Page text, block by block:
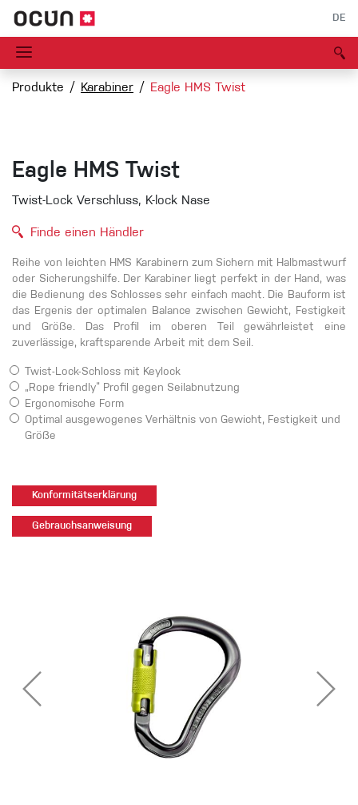
DE
Produkte Karabiner Eagle HMS Twist
Eagle HMS Twist
Twist-Lock Verschluss, K-lock Nase
Finde einen Händler
Reihe von leichten HMS Karabinern zum Sichern mit Halbmastwurf
oder Sicherungshilfe. Der Karabiner liegt perfekt in der Hand, was
die Bedienung des Schlosses sehr einfach macht. Die Bauform ist
das Ergenis der optimalen Balance zwischen Gewicht, Festigkeit
und Größe. Das Profil im oberen Teil gewährleistet eine
zuverlässige, kraftsparende Arbeit mit dem Seil.
Twist-Lock-Schloss mit Keylock
„Rope friendly“ Profil gegen Seilabnutzung
Ergonomische Form
Optimal ausgewogenes Verhältnis von Gewicht, Festigkeit und
Größe
Konformitätserklärung
Gebrauchsanweisung